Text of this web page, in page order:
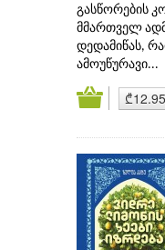
გასწორების
მმართველ
დედამიწას,
ამოუწურავი...